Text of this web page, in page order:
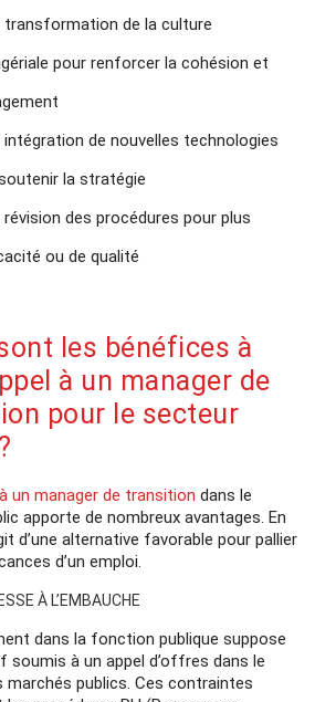
transformation de la culture
pour renforcer la cohésion et
intégration de nouvelles technologies
la stratégie
révision des procédures pour plus
ou de qualité
les bénéfices à
à un manager de
pour le secteur
un manager de transition dans le
apporte de nombreux avantages. En
d’une alternative favorable pour pallier
d’un emploi.
À L’EMBAUCHE
dans la fonction publique suppose
soumis à un appel d’offres dans le
marchés publics. Ces contraintes